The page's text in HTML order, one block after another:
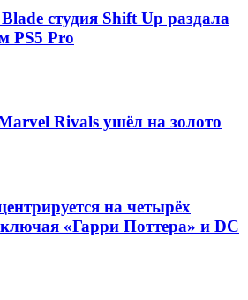
студия Shift Up раздала
PS5 Pro
Rivals ушёл на золото
на четырёх
«Гарри Поттера» и DC